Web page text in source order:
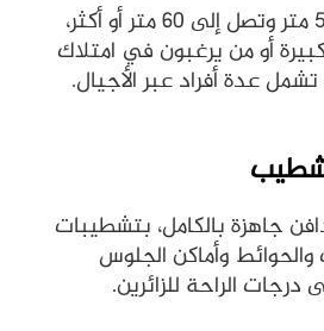
تبدأ مساحاتها من 50 متر وتصل إلى 60 متر أو أكثر،
أو من يرغبون في امتلاك
عدة أفراد عبر الأجيال.
جاهزة بالكامل، بتشطيبات
والحوائط وأماكن الجلوس
الراحة للزائرين.